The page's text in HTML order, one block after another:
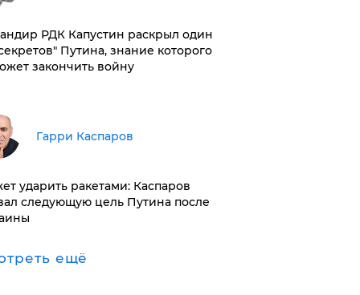
РДК Капустин раскрыл один
Путина, знание которого
закончить войну
Гарри Каспаров
ударить ракетами: Каспаров
следующую цель Путина после
ещё